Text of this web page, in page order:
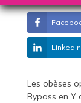
LinkedIn
Les obèses
Bypass en Y